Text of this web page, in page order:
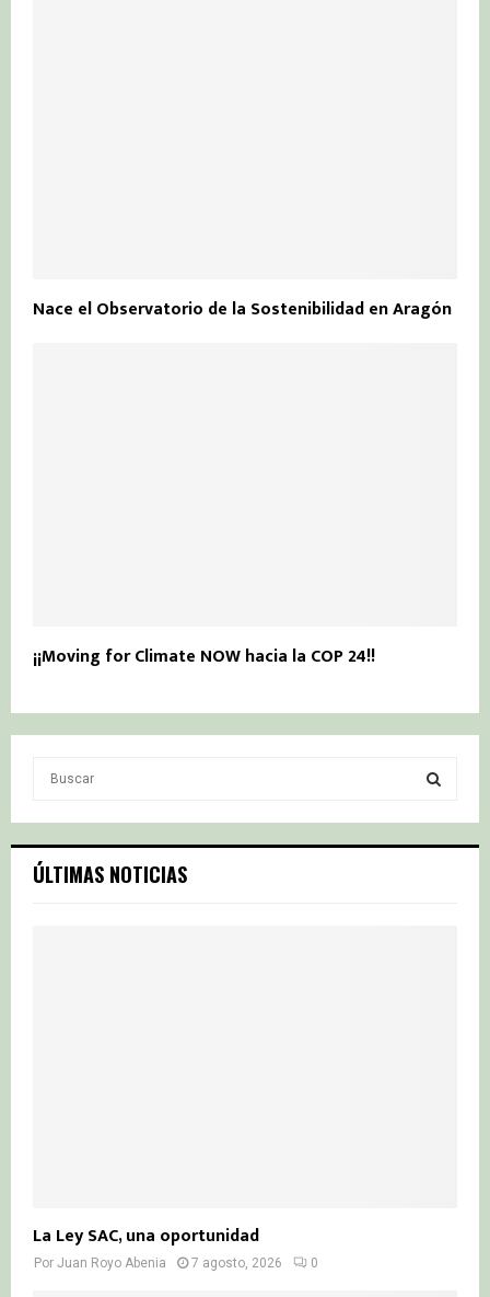
Nace el Observatorio de la Sostenibilidad en Aragón
¡¡Moving for Climate NOW hacia la COP 24!!
c
h
S
ÚLTIMAS NOTICIAS
La Ley SAC, una oportunidad
Por Juan Royo Abenia 7 agosto, 2026 0